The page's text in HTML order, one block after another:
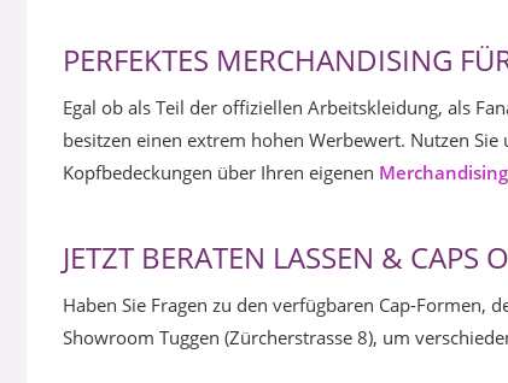
PERFEKTES MERCHANDISING
Egal ob als Teil der offiziellen Arbeitskleidung, als
besitzen einen extrem hohen Werbewert. Nutzen
Kopfbedeckungen über Ihren eigenen
JETZT BERATEN LASSEN & CAPS
Haben Sie Fragen zu den verfügbaren Cap-Formen,
Showroom Tuggen (Zürcherstrasse 8), um